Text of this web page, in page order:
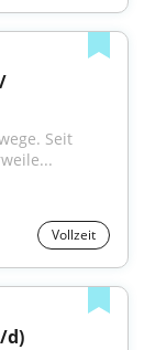
Seit
Vollzeit
d)